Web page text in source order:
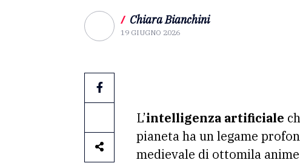
/ Chiara Bianchini
19 GIUGNO 2026
L’intelligenza artificiale
pianeta ha un legame
medievale di ottomila